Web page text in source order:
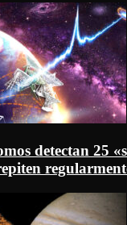
detectan 25